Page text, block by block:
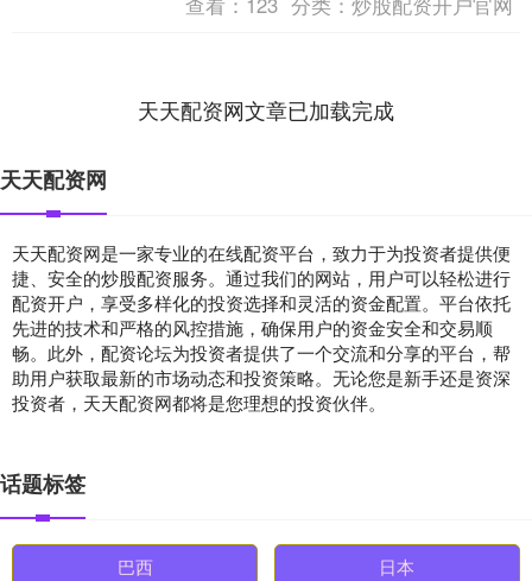
天天配资网文章已加载完成
天天配资网
天天配资网是一家专业的在线配资平台，致力于为投资者提供便
捷、安全的炒股配资服务。通过我们的网站，用户可以轻松进行
配资开户，享受多样化的投资选择和灵活的资金配置。平台依托
先进的技术和严格的风控措施，确保用户的资金安全和交易顺
畅。此外，配资论坛为投资者提供了一个交流和分享的平台，帮
助用户获取最新的市场动态和投资策略。无论您是新手还是资深
投资者，天天配资网都将是您理想的投资伙伴。
话题标签
巴西 日本